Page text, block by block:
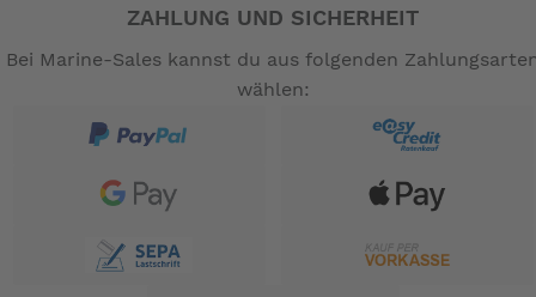
ZAHLUNG UND SICHERHEIT
Bei Marine-Sales kannst du aus folgenden
wählen: